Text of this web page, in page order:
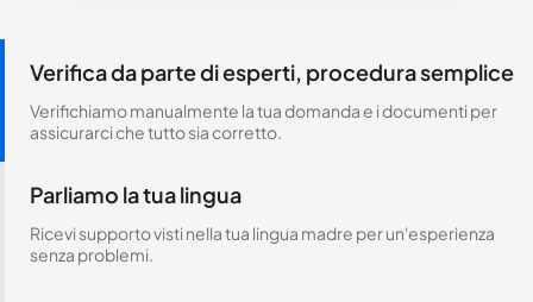
Verifica da parte di esperti, procedura semplice
Verifichiamo manualmente la tua domanda e i documenti per
assicurarci che tutto sia corretto.
Parliamo la tua lingua
Ricevi supporto visti nella tua lingua madre per un'esperienza
senza problemi.